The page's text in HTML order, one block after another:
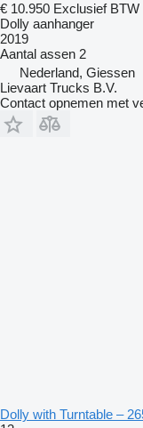
€ 10.950 Exclusief BTW
Dolly aanhanger
2019
Aantal assen 2
Nederland, Giessen
Lievaart Trucks B.V.
Contact opnemen met
Dolly with Turntable –